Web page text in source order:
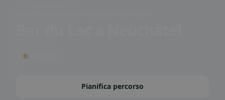
🌤 Terrazza
Pianifica percorso